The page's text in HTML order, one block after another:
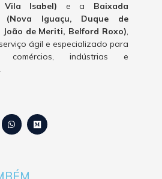
Vila Isabel) e a Baixada
(Nova Iguaçu, Duque de
João de Meriti, Belford Roxo),
ágil e especializado para
comércios, indústrias e